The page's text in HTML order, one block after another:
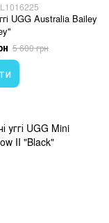
UGG Australia Bailey
5 600 грн